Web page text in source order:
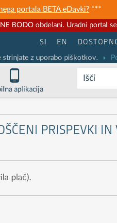
portala BETA eDavki?***
BODO obdelani. Uradni portal se
SI EN
strinjate z uporabo piškotkov.
aplikacija
Išči
PRISPEVKI IN
plač).